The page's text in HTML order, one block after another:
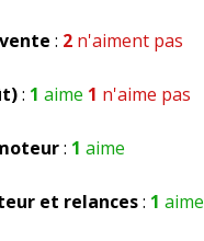
: 2 n'aiment pas
: 1 aime 1 n'aime pas
: 1 aime
et relances: 1 aime